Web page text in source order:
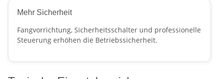
Mehr Sicherheit
Fangvorrichtung, Sicherheitsschalter und professionelle
Steuerung erhöhen die Betriebssicherheit.